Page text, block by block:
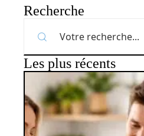
Recherche
Les plus récents